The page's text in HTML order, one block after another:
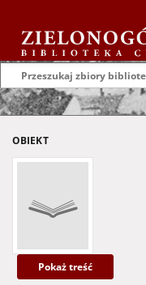
OBIEKT
Pokaż treść